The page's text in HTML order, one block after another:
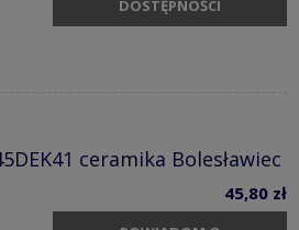
DOSTĘPNOŚCI
ceramika Bolesławiec
45,80 zł